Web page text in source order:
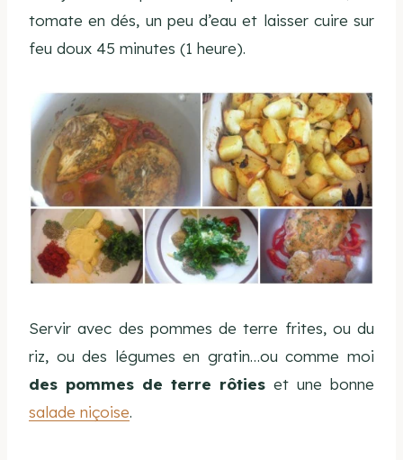
tomate en dés, un peu d’eau et laisser cuire sur
feu doux 45 minutes (1 heure).
Servir avec des pommes de terre frites, ou du
riz, ou des légumes en gratin…ou comme moi
des pommes de terre rôties et une bonne
salade niçoise.